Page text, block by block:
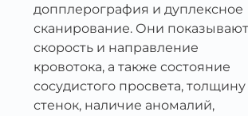
допплерография и дуплексное
сканирование. Они показывают
скорость и направление
кровотока, а также состояние
сосудистого просвета, толщину
стенок, наличие аномалий,